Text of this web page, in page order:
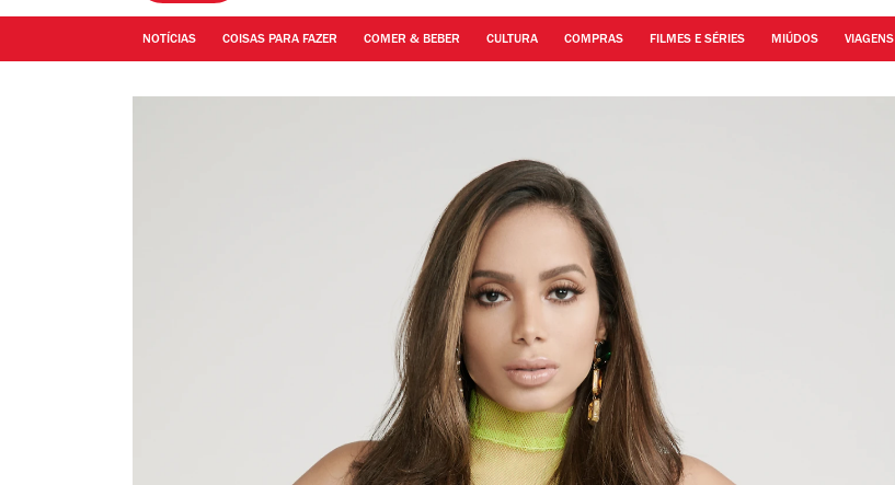
NOTÍCIAS COISAS PARA FAZER COMER & BEBER CULTURA COMPRAS FILMES E SÉRIES MIÚDOS VIAGENS